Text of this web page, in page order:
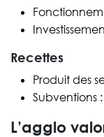
Recettes
Produit des
Subventions
L’agglo